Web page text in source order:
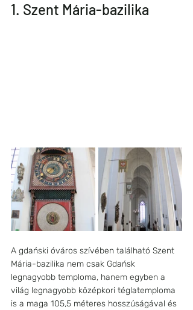
1. Szent Mária-bazilika
A gdański óváros szívében található Szent
Mária-bazilika nem csak Gdańsk
legnagyobb temploma, hanem egyben a
világ legnagyobb középkori téglatemploma
is a maga 105,5 méteres hosszúságával és